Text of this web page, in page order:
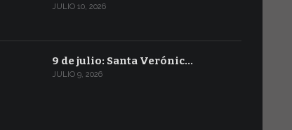
JULIO 10, 2026
9 de julio: Santa Verónic…
JULIO 9, 2026